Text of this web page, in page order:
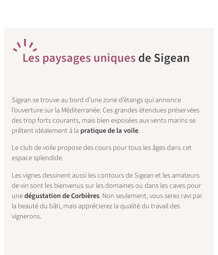
Les paysages uniques de Sigean
Sigean se trouve au bord d’une zone d’étangs qui annonce
l’ouverture sur la Méditerranée. Ces grandes étendues préservées
des trop forts courants, mais bien exposées aux vents marins se
prêtent idéalement à la pratique de la voile.
Le club de voile propose des cours pour tous les âges dans cet
espace splendide.
Les vignes dessinent aussi les contours de Sigean et les amateurs
de vin sont les bienvenus sur les domaines ou dans les caves pour
unedégustation de Corbières. Non seulement, vous serez ravi par
la beauté du bâti, mais apprécierez la qualité du travail des
vignerons.